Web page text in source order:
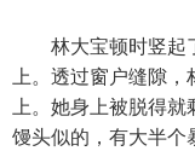
林大宝顿时竖起了
上。透过窗户缝隙
上。她身上被脱得
馒头似的，有大半个